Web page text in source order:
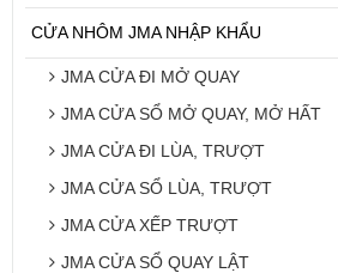
CỬA NHÔM JMA NHẬP KHẨU
JMA CỬA ĐI MỞ QUAY
JMA CỬA SỔ MỞ QUAY, MỞ HẤT
JMA CỬA ĐI LÙA, TRƯỢT
JMA CỬA SỔ LÙA, TRƯỢT
JMA CỬA XẾP TRƯỢT
JMA CỬA SỔ QUAY LẬT